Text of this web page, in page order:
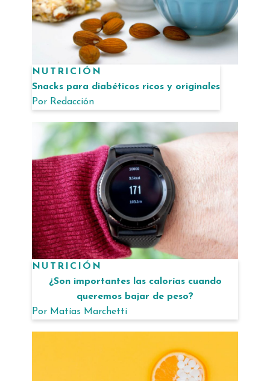
NUTRICIÓN
Snacks para diabéticos ricos y originales
Por Redacción
NUTRICIÓN
¿Son importantes las calorías cuando
queremos bajar de peso?
Por Matías Marchetti